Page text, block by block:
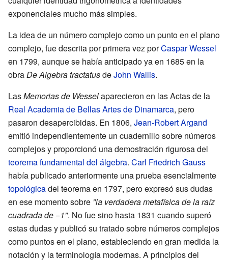
=e^{i\theta }}
exponenciales mucho más simples.
La idea de un número complejo como un punto en el plano
complejo, fue descrita por primera vez porCaspar Wessel
en 1799, aunque se había anticipado ya en 1685 en la
obra De Algebra tractatusdeJohn Wallis.
LasMemorias de Wesselaparecieron en las Actas de la
Real Academia de Bellas Artes de Dinamarca, pero
pasaron desapercibidas. En 1806, Jean-Robert Argand
emitió independientemente un cuadernillo sobre números
complejos y proporcionó una demostración rigurosa del
teorema fundamental del álgebra. Carl Friedrich Gauss
había publicado anteriormente una prueba esencialmente
topológicadel teorema en 1797, pero expresó sus dudas
en ese momento sobre "la verdadera metafísica de la raíz
cuadrada de −1". No fue sino hasta 1831 cuando superó
estas dudas y publicó su tratado sobre números complejos
como puntos en el plano, estableciendo en gran medida la
notación y la terminología modernas. A principios del